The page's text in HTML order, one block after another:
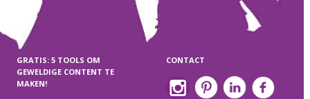
GRATIS: 5 TOOLS OM
GEWELDIGE CONTENT TE
MAKEN!
CONTACT